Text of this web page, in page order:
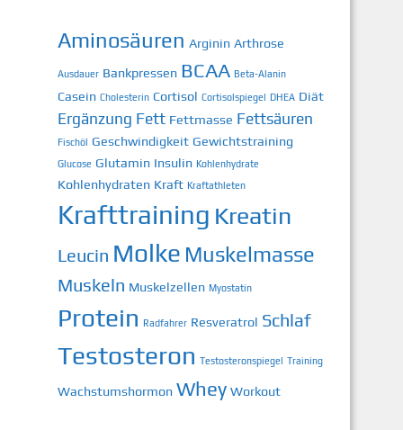
Aminosäuren Arginin Arthrose
Ausdauer Bankpressen BCAA Beta-Alanin
Casein Cholesterin Cortisol Cortisolspiegel DHEA Diät
Ergänzung Fett Fettmasse Fettsäuren
Fischöl Geschwindigkeit Gewichtstraining
Glucose Glutamin Insulin Kohlenhydrate
Kohlenhydraten Kraft Kraftathleten
Krafttraining Kreatin
Leucin Molke Muskelmasse
Muskeln Muskelzellen Myostatin
Protein Radfahrer Resveratrol Schlaf
Testosteron Testosteronspiegel Training
Wachstumshormon Whey Workout